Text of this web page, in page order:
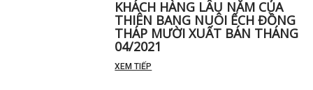
KHÁCH HÀNG LÂU NĂM CỦA
THIÊN BANG NUÔI ẾCH ĐỒNG
THÁP MƯỜI XUẤT BÁN THÁNG
04/2021
XEM TIẾP